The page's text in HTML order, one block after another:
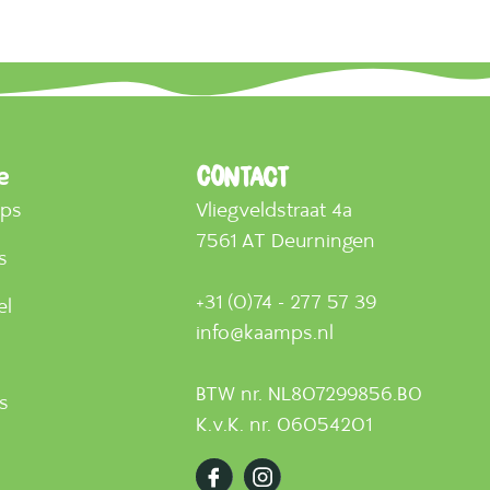
Contact
Vliegveldstraat 4a
7561 AT Deurningen
+31 (0)74 - 277 57 39
info@kaamps.nl
BTW nr. NL807299856.B0
K.v.K. nr. 06054201